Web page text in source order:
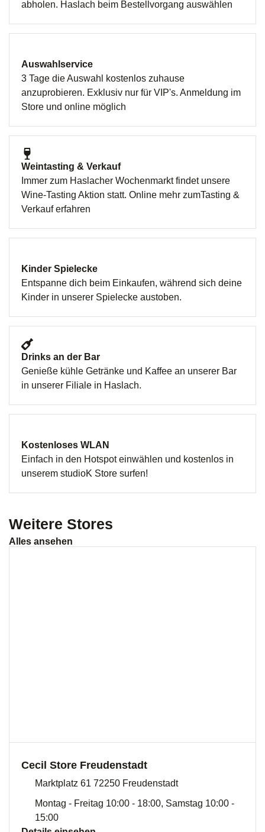
abholen. Haslach beim Bestellvorgang auswählen
Auswahlservice
3 Tage die Auswahl kostenlos zuhause
anzuprobieren. Exklusiv nur für VIP's. Anmeldung im
Store und online möglich
Weintasting & Verkauf
Immer zum Haslacher Wochenmarkt findet unsere
Wine-Tasting Aktion statt. Online mehr zumTasting &
Verkauf erfahren
Kinder Spielecke
Entspanne dich beim Einkaufen, während sich deine
Kinder in unserer Spielecke austoben.
Drinks an der Bar
Genieße kühle Getränke und Kaffee an unserer Bar
in unserer Filiale in Haslach.
Kostenloses WLAN
Einfach in den Hotspot einwählen und kostenlos in
unserem studioK Store surfen!
Weitere Stores
Alles ansehen
Cecil Store Freudenstadt
Marktplatz 61 72250 Freudenstadt
Montag - Freitag 10:00 - 18:00, Samstag 10:00 -
15:00